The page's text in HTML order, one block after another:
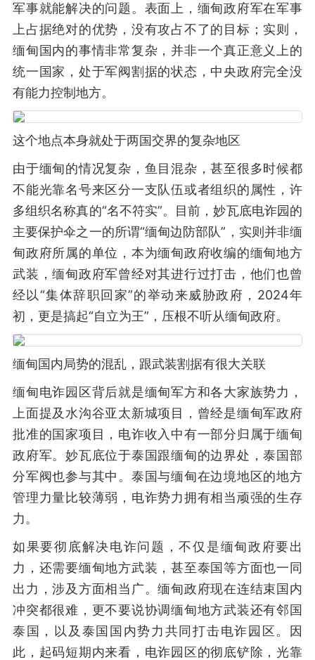
军事就能解决的问题。表面上，缅甸政府军在军事
上占据绝对的优势，没有攻占不了的目标；实则，
缅甸国内的事情非常复杂，并非一个真正意义上的
统一国家，处于军阀割据的状态，中央政府完全没
有能力控制地方。
这个地点本身就处于两国交界的复杂地区
由于缅甸的情况复杂，鱼目混杂，甚至很多时候都
不能光靠名号来区分一支队伍或者组织的属性，许
多组织名称真的“名不符实”。目前，妙瓦底电诈园的
主要保护伞之一的所谓“缅甸边防部队”，实则并非缅
甸政府所属的单位，本为缅甸政府收编的缅甸地方
武装，缅甸政府军曾经对其进行过打击，他们也曾
经以“集体辞职回家”的举动来威胁政府，2024年
初，更是搞起“自立为王”，压根不听从缅甸政府。
缅甸国内局势的混乱，跟武装割据有很大关联
缅甸电诈园区背后就是缅甸军方和各大家族势力，
上面提及水沟谷亚太新城项目，曾经是缅甸军政府
批准的国家项目，电诈收入中有一部分归属于缅甸
政府军。妙瓦底位于泰国跟缅甸的边界处，泰国部
分军阀也参与其中。泰国与缅甸在边境地区的地方
管理力量比较薄弱，电诈势力拥有相当顽强的生存
力。
如果要彻底解决电诈问题，不仅是缅甸政府要出
力，还需要缅甸地方武装，甚至泰国等方面也一同
出力，涉及方面相当广。缅甸政府现在连结束国内
冲突都很难，更不要说协调缅甸地方武装还有邻国
泰国，以及泰国国内势力共同打击电诈园区。因
此，起码短期内来看，电诈园区的彻底铲除，光靠